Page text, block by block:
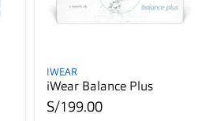
IWEAR
iWear Balance Plus
S/199.00